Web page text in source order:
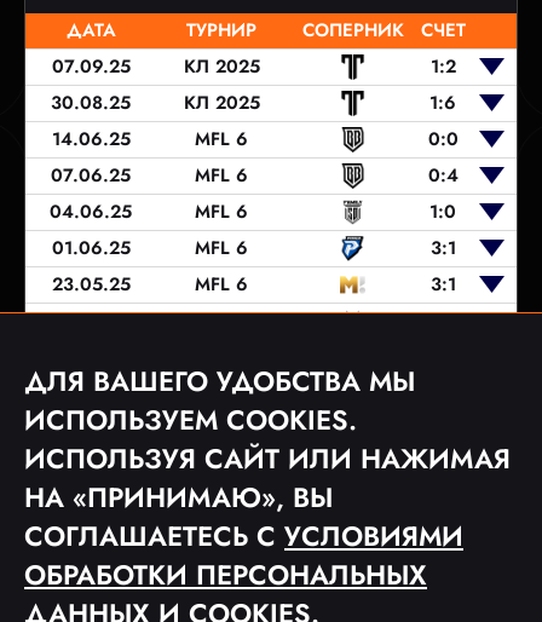
ДАТА ТУРНИР СОПЕРНИК
СЧЕТ
07.09.25
КЛ 2025
1:2
30.08.25
КЛ 2025
1:6
14.06.25
MFL 6
0:0
07.06.25
MFL 6
0:4
04.06.25
MFL 6
1:0
01.06.25
MFL 6
3:1
23.05.25
MFL 6
3:1
11.05.25
MFL 6
2:1
26.04.25
MFL 6
1 2 3
ДЛЯ ВАШЕГО УДОБСТВА МЫ
ИСПОЛЬЗУЕМ COOKIES.
ИСПОЛЬЗУЯ САЙТ ИЛИ НАЖИМАЯ
НА «ПРИНИМАЮ», ВЫ
СОГЛАШАЕТЕСЬ С УСЛОВИЯМИ
ОБРАБОТКИ ПЕРСОНАЛЬНЫХ
ДАННЫХ И COOKIES.